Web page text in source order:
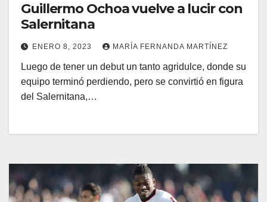
Guillermo Ochoa vuelve a lucir con
Salernitana
ENERO 8, 2023 MARÍA FERNANDA MARTÍNEZ
Luego de tener un debut un tanto agridulce, donde su
equipo terminó perdiendo, pero se convirtió en figura
del Salernitana,…